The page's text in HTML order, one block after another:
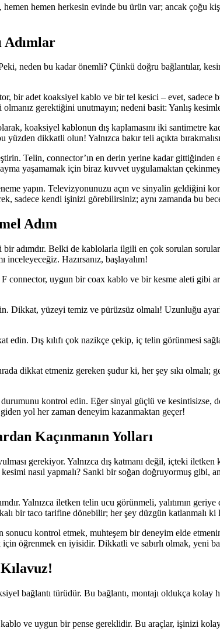
hemen herkesin evinde bu ürün var; ancak çoğu
Adımlar
neden bu kadar önemli? Çünkü doğru bağlantılar,
bir adet koaksiyel kablo ve bir tel kesici – evet,
gerektiğini unutmayın; nedeni basit: Yanlış
koaksiyel kablonun dış kaplamasını iki santimetre
yüzden dikkatli olun! Yalnızca bakır teli açıkta
Telin, connector’ın en derin yerine kadar
yaşamamak için biraz kuvvet uygulamaktan
yapın. Televizyonunuzu açın ve sinyalin geldiğini
sadece kendi işinizi görebilirsiniz; aynı zamanda bu
Adım
adımdır. Belki de kablolarla ilgili en çok sorulan
Hazırsanız, başlayalım!
uygun bir coax kablo ve bir kesme aleti gibi
yüzeyi temiz ve pürüzsüz olmalı! Uzunluğu
edin. Dış kılıfı çok nazikçe çekip, iç telin görünmesi
dikkat etmeniz gereken şudur ki, her şey sıkı
durumunu kontrol edin. Eğer sinyal güçlü ve
yol her zaman deneyim kazanmaktan geçer!
Kaçınmanın Yolları
gerekiyor. Yalnızca dış katmanı değil, içteki
nasıl yapmalı? Sanki bir soğan doğruyormuş
Yalnızca iletken telin ucu görünmeli, yalıtımın
bir taco tarifine dönebilir; her şey düzgün katlanmalı ki
kontrol etmek, muhteşem bir deneyim elde
öğrenmek en iyisidir. Dikkatli ve sabırlı olmak, yeni
bağlantı türüdür. Bu bağlantı, montajı oldukça kolay
ve uygun bir pense gereklidir. Bu araçlar, işinizi